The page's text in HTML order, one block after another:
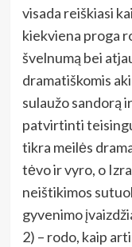
visada reiškiasi
kiekviena proga
švelnumą bei
dramatiškomis
sulaužo sandorą
patvirtinti
tikra meilės
tėvo ir vyro, o
neištikimos
gyvenimo
2) – rodo, kaip